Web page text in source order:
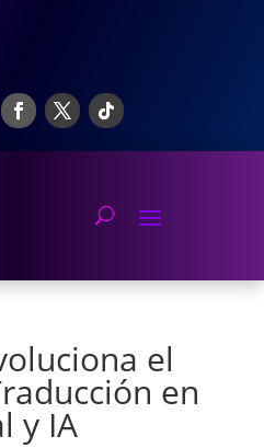
el
en
y IA